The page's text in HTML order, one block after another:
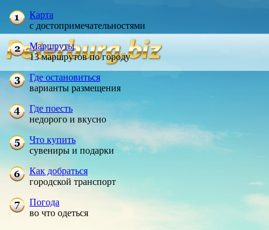
Карта
с достопримечательностями
Маршруты
13 маршрутов по городу
Где остановиться
варианты размещения
Где поесть
недорого и вкусно
Что купить
сувениры и подарки
Как добраться
городской транспорт
Погода
во что одеться